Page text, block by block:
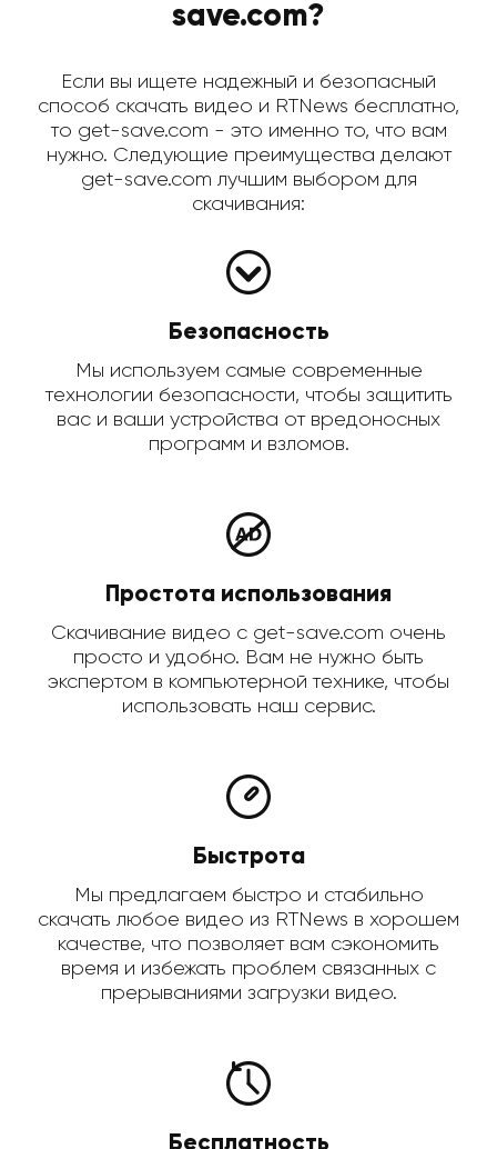
save.com?
Если вы ищете надежный и безопасный
способ скачать видео и RTNews бесплатно,
то get-save.com - это именно то, что вам
нужно. Следующие преимущества делают
get-save.com лучшим выбором для
скачивания:
Безопасность
Мы используем самые современные
технологии безопасности, чтобы защитить
вас и ваши устройства от вредоносных
программ и взломов.
Простота использования
Скачивание видео с get-save.com очень
просто и удобно. Вам не нужно быть
экспертом в компьютерной технике, чтобы
использовать наш сервис.
Быстрота
Мы предлагаем быстро и стабильно
скачать любое видео из RTNews в хорошем
качестве, что позволяет вам сэкономить
время и избежать проблем связанных с
прерываниями загрузки видео.
Бесплатность